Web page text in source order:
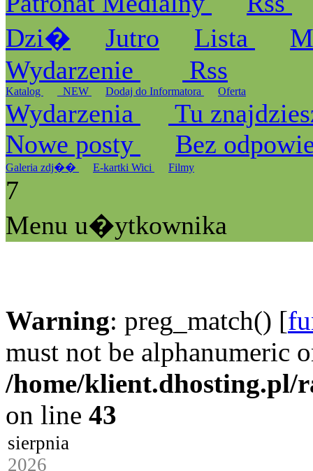
Dzi�
Jutro Lista
Wydarzenie
Rss
Katalog _NEW Dodaj do Informatora Oferta
Wydarzenia
Tu
Nowe posty
Bez
Galeria zdj�� E-kartki Wici Filmy
7
Menu u�ytkownika
Warning: preg_match() [
must not be alphanumeric
/home/klient.dhosting.pl/
on line 43
sierpnia
2026